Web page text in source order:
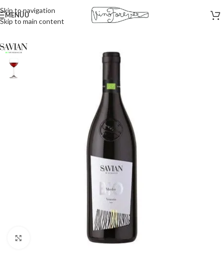
Skip to navigation
Skip to main content
MENÜÜ
Esileht /Punased veinid
Vajuta suurendamiseks